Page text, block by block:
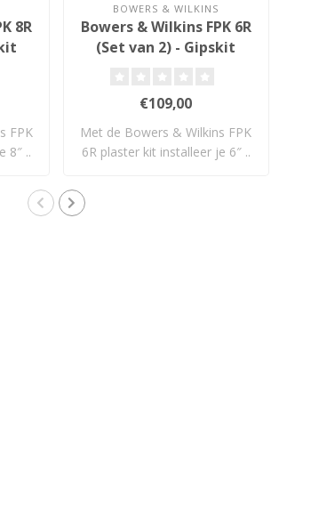
8R
FPK
8″ ..
BOWERS & WILKINS
Bowers & Wilkins FPK 6R
(Set van 2) - Gipskit
€109,00
Met de Bowers & Wilkins FPK
6R plaster kit installeer je 6″ ..